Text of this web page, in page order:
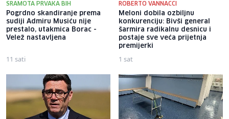
SRAMOTA PRVAKA BIH
Pogrdno skandiranje prema
sudiji Admiru Musiću nije
prestalo, utakmica Borac -
Velež nastavljena
11 sati
ROBERTO VANNACCI
Meloni dobila ozbiljnu
konkurenciju: Bivši general
šarmira radikalnu desnicu i
postaje sve veća prijetnja
premijerki
1 sat